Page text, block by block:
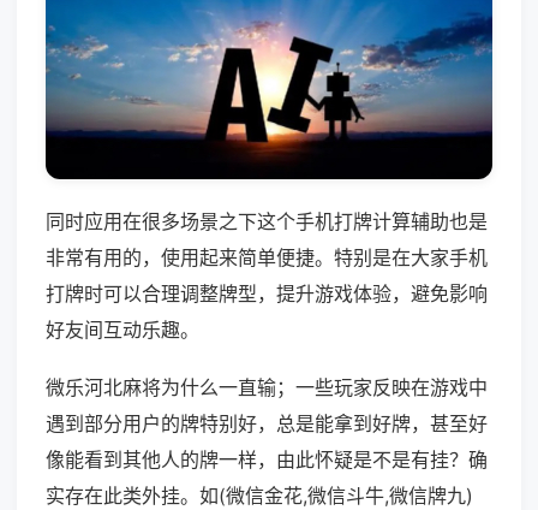
同时应用在很多场景之下这个手机打牌计算辅助也是
非常有用的，使用起来简单便捷。特别是在大家手机
打牌时可以合理调整牌型，提升游戏体验，避免影响
好友间互动乐趣。
微乐河北麻将为什么一直输；一些玩家反映在游戏中
遇到部分用户的牌特别好，总是能拿到好牌，甚至好
像能看到其他人的牌一样，由此怀疑是不是有挂？确
实存在此类外挂。如(微信金花,微信斗牛,微信牌九)